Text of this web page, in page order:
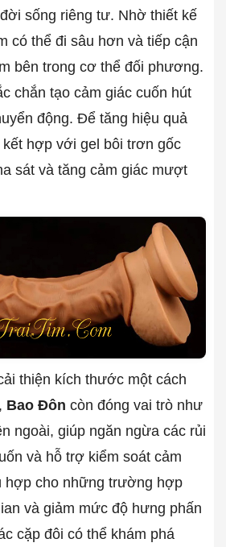
sống riêng tư. Nhờ thiết kế
có thể đi sâu hơn và tiếp cận
bên trong cơ thể đối phương.
chắn tạo cảm giác cuốn hút
động. Để tăng hiệu quả
hợp với gel bôi trơn gốc
sát và tăng cảm giác mượt
thiện kích thước một cách
Bao Đôn còn đóng vai trò như
ngoài, giúp ngăn ngừa các rủi
và hỗ trợ kiểm soát cảm
hợp cho những trường hợp
và giảm mức độ hưng phấn
cặp đôi có thể khám phá